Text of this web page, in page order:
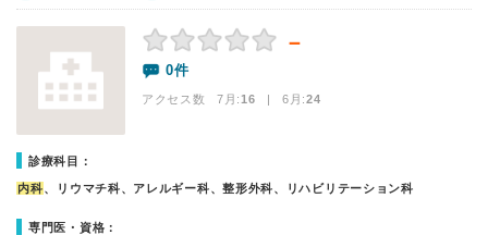
－
0件
アクセス数 7月:16 | 6月:24
診療科目：
内科、リウマチ科、アレルギー科、整形外科、リハビリテーション科
専門医・資格：